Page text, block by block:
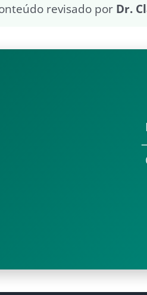
revisado por Dr.